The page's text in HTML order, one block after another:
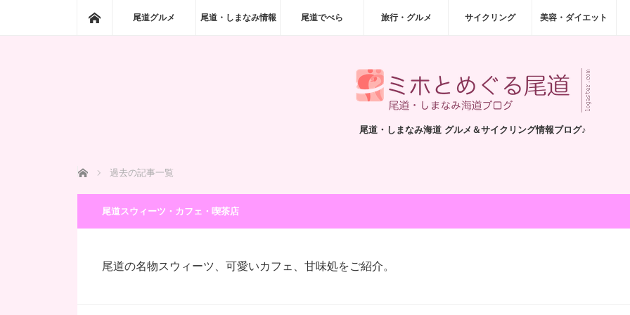
ホーム尾道グルメ 尾道・しまなみ情報 尾道でべら 旅行・グルメ サイクリング 美容・ダイエット
尾道・しまなみ海道 グルメ＆サイクリング情報ブログ♪
ホーム 過去の記事一覧
尾道スウィーツ・カフェ・喫茶店
尾道の名物スウィーツ、可愛いカフェ、甘味処をご紹介。